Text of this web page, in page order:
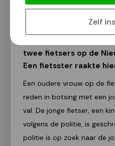
Zelf
112Nijmegennieuws
twee fietsers op de
Een fietsster raakte
Een oudere vrouw op de
reden in botsing met een
val. De jonge fietser, een
volgens de politie, is
politie is op zoek naar de